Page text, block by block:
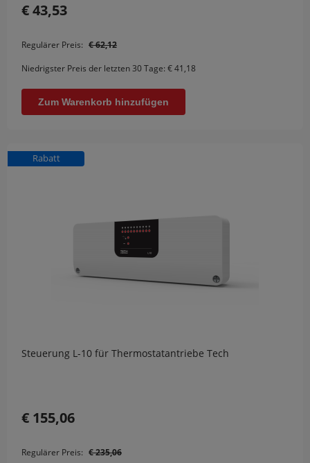
€ 43,53
Regulärer Preis: € 62,12
Niedrigster Preis der letzten 30 Tage: € 41,18
Zum Warenkorb hinzufügen
Steuerung L-10 für Thermostatantriebe Tech
€ 155,06
Regulärer Preis: € 235,06
Rabatt